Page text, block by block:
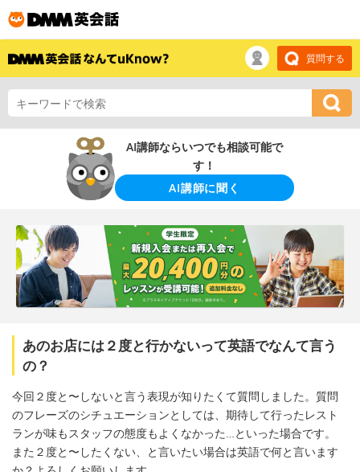
質問する
AI講師ならいつでも相談可能で
す！
AI講師に聞く
あのお店には２度と行かないって英語でなんて言う
の？
今回２度と〜しないと言う表現が知りたくて質問しました。質問
のフレーズのシチュエーションとしては、期待して行ったレスト
ランが味もスタッフの態度もよくなかった…といった場合です。
また２度と〜したくない、と言いたい場合は英語で何と言います